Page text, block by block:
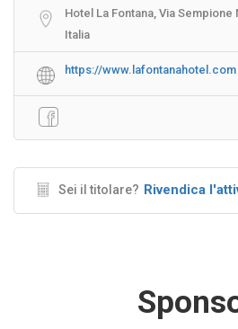
Hotel La Fontana, Via Sempione
Italia
https://www.lafontanahotel.com
Sei il titolare? Rivendica